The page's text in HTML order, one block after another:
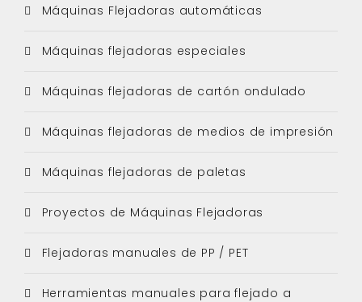
Máquinas Flejadoras automáticas
Máquinas flejadoras especiales
Máquinas flejadoras de cartón ondulado
Máquinas flejadoras de medios de impresión
Máquinas flejadoras de paletas
Proyectos de Máquinas Flejadoras
Flejadoras manuales de PP / PET
Herramientas manuales para flejado a